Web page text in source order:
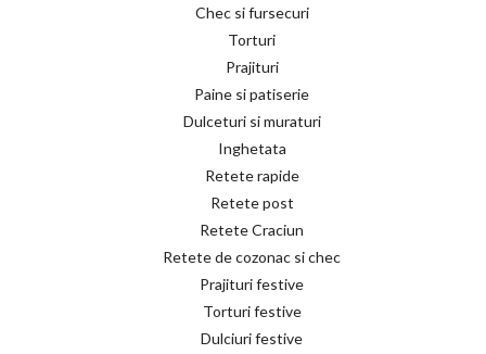
Chec si fursecuri
Torturi
Prajituri
Paine si patiserie
Dulceturi si muraturi
Inghetata
Retete rapide
Retete post
Retete Craciun
Retete de cozonac si chec
Prajituri festive
Torturi festive
Dulciuri festive